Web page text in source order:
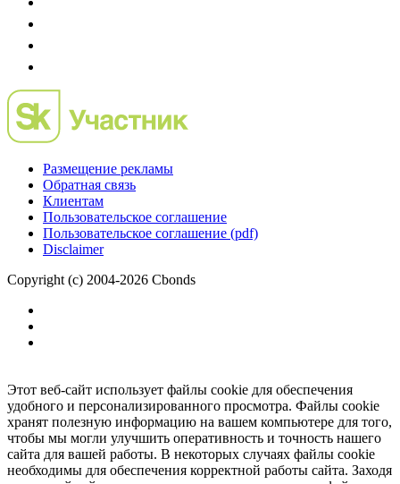
Размещение рекламы
Обратная связь
Пользовательское соглашение
Copyright (c) 2004-2026 Cbonds
Этот веб-сайт использует файлы cookie для обеспечения
удобного и персонализированного просмотра. Файлы cookie